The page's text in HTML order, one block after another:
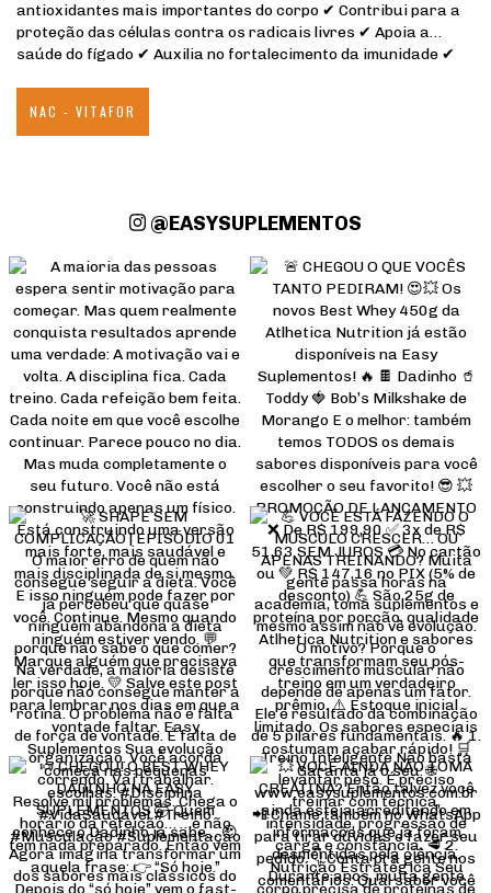
antioxidantes mais importantes do corpo ✔ Contribui para a
proteção das células contra os radicais livres ✔ Apoia a
saúde do fígado ✔ Auxilia no fortalecimento da imunidade ✔
NAC - VITAFOR
@EASYSUPLEMENTOS